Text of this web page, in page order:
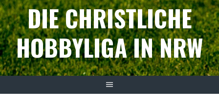
DIE CHRISTLICHE
HOBBYLIGA IN NRW